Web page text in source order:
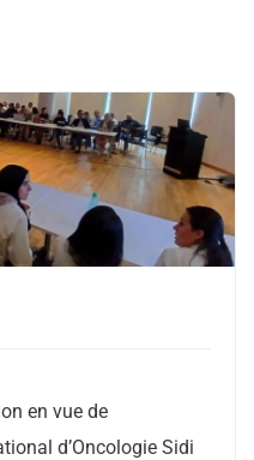
en vue de
d’Oncologie Sidi